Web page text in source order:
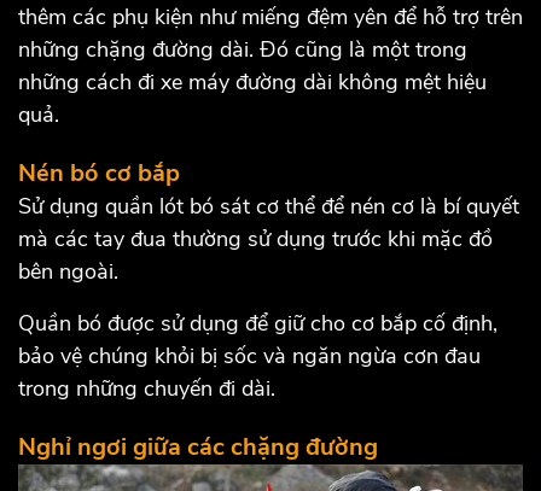
thêm các phụ kiện như miếng đệm yên để hỗ trợ trên
những chặng đường dài. Đó cũng là một trong
những cách đi xe máy đường dài không mệt hiệu
quả.
Nén bó cơ bắp
Sử dụng quần lót bó sát cơ thể để nén cơ là bí quyết
mà các tay đua thường sử dụng trước khi mặc đồ
bên ngoài.
Quần bó được sử dụng để giữ cho cơ bắp cố định,
bảo vệ chúng khỏi bị sốc và ngăn ngừa cơn đau
trong những chuyến đi dài.
Nghỉ ngơi giữa các chặng đường